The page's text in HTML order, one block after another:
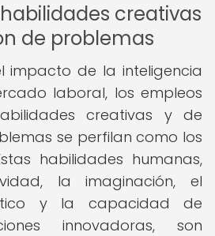
creativas
de problemas
impacto de la inteligencia
laboral, los empleos
creativas y de
se perfilan como los
habilidades humanas,
la imaginación, el
y la capacidad de
innovadoras, son